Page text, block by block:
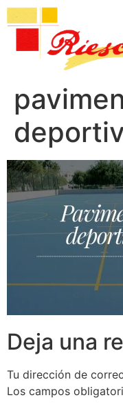
Deja una
Tu dirección de
Los campos